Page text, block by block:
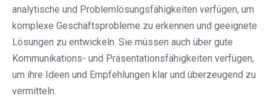
analytische und Problemlösungsfähigkeiten verfügen, um
komplexe Geschäftsprobleme zu erkennen und geeignete
Lösungen zu entwickeln. Sie müssen auch über gute
Kommunikations- und Präsentationsfähigkeiten verfügen,
um ihre Ideen und Empfehlungen klar und überzeugend zu
vermitteln.